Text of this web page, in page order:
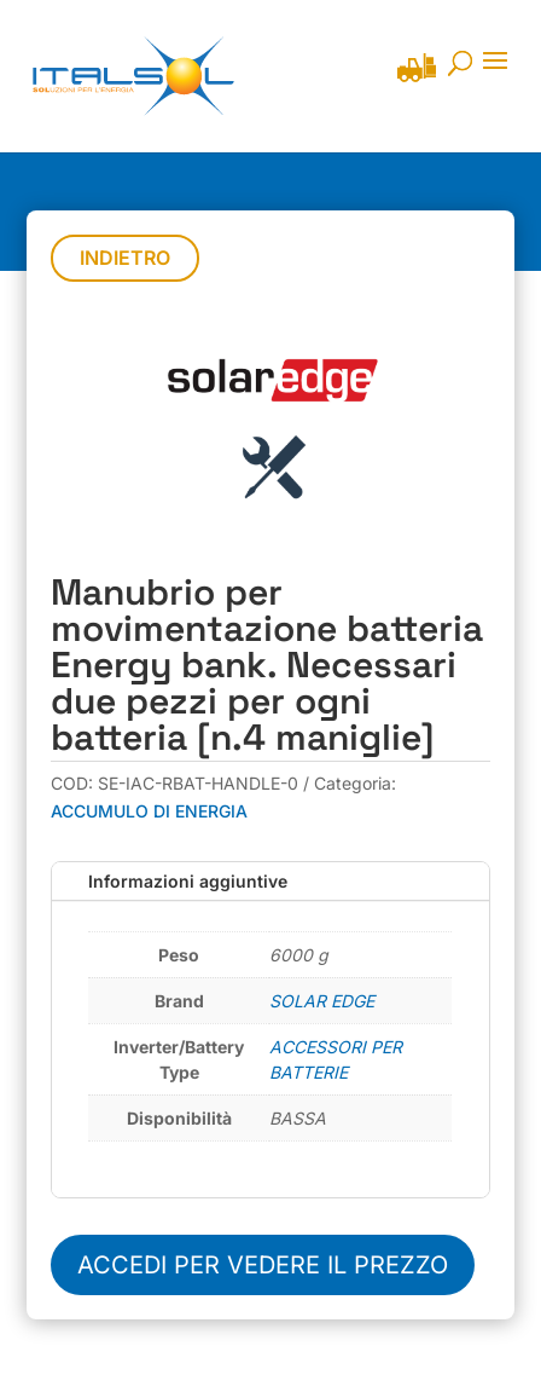
INDIETRO
Manubrio per
movimentazione batteria
Energy bank. Necessari
due pezzi per ogni
batteria [n.4 maniglie]
COD: SE-IAC-RBAT-HANDLE-0
Categoria:
ACCUMULO DI ENERGIA
Informazioni aggiuntive
Peso 6000 g
Brand SOLAR EDGE
Inverter/Battery
Type
ACCESSORI PER
BATTERIE
Disponibilità BASSA
ACCEDI PER VEDERE IL PREZZO